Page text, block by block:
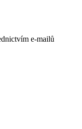
e-mailů